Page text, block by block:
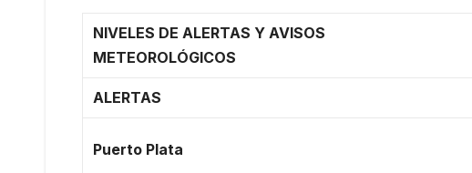
NIVELES DE ALERTAS Y AVISOS
METEOROLÓGICOS
ALERTAS
Puerto Plata